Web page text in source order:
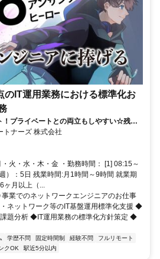
のIT運用業務における標準化お
！プライベートとの両立もしやすい☆残業
トナーズ 株式会社
火・水・木・金 ・勤務時間： [1] 08:15～
）：5日 残業時間:月1時間～9時間 就業期
ヶ月以上（...
業でのネットワークエンジニアのお仕事
ネットワーク等のIT基盤運用標準化支援 ◆
題分析 ◆IT運用業務の標準化方針策定 ◆
学歴不問 固定時間制 経験不問
フルリモート
クOK 駅近5分以内